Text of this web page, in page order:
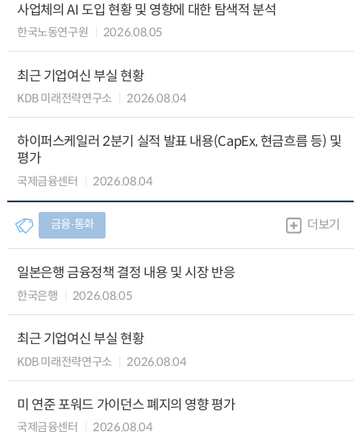
사업체의 AI 도입 현황 및 영향에 대한 탐색적 분석
한국노동연구원 2026.08.05
최근 기업여신 부실 현황
KDB 미래전략연구소 2026.08.04
하이퍼스케일러 2분기 실적 발표 내용(CapEx, 현금흐름 등) 및
평가
국제금융센터 2026.08.04
금융∙통화 더보기
일본은행 금융정책 결정 내용 및 시장 반응
한국은행 2026.08.05
최근 기업여신 부실 현황
KDB 미래전략연구소 2026.08.04
미 연준 포워드 가이던스 폐지의 영향 평가
국제금융센터 2026.08.04